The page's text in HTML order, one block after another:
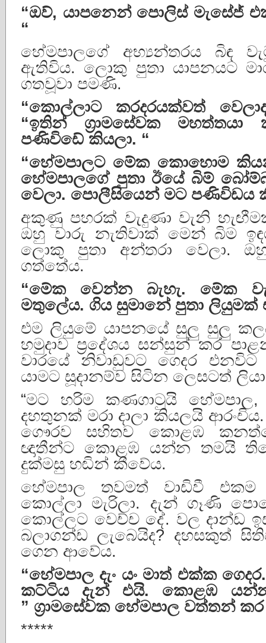
“ඔව්, යාපනෙන් පොලිස් මැසේජ්
“
හේමපාලගේ අභ්‍යන්තරය බිඳ
ඇතිවිය. ලොකු පුතා යාපනයට
ගතවූවා පමණි.
“කොල්ලාට කරදරයක්වත්
“ඉතින් ග්රාමසේවක මහත්තයා
පණිවිඩේ කියලා. “
“හේමපාලට මේක කොහොම
හේමපාලගේ පුතා ඊයේ බිම්
වෙලා. පොලීසියෙන් මට පණිවිඩය
අකුණු පහරක් වැදුණා වැනි
ඔහු වාරු නැතිවාක් මෙන් බිම
ලොකු පුතා අන්තරා වෙලා.
ගත්තේය.
“මේක වෙන්න බැහැ. මේක
මතුලේය. ගිය සුමානේ පුතා ලියුමක්
එම ලියුමේ යාපනයේ සුලු සුලු
හමුදාව ප්‍රදේශය සන්සුන් කර
වාරයේ නිවාඩුවට ගෙදර එනවිට
යාමට සූදානම්ව සිටින ලෙසටත්
“මට හරිම කණගාටුයි
දහතුනක් මරා දාලා කියලයි
ගෞරව සහිතව කොළඹ
ඥාතීන්ට කොළඹ යන්න තමයි
දුක්මසු හඬින් කීවේය.
හේමපාල තවමත් වාඩිවී එකම
කොල්ලා මැරිලා. දැන් ගෑණි
කොල්ලට වෙච්ච දේ. වල දාන්ඩ
බලාගන්ඩ ලැබෙයිද? දහසකුත්
ගෙන ආවේය.
“හේමපාල දැං යං මාත් එක්ක ගෙදර
කට්ටිය
දැන් එයි. කොළඹ
” ග්රාමසේවක හේමපාල වත්තන් කර
*****